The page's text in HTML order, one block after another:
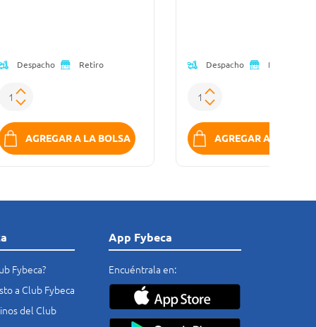
Despacho Retiro
AGREGAR A LA BOLSA
Despacho Retiro
AGREGAR A LA
Fybeca?
a Club Fybeca
del Club
App Fybeca
Encuéntrala en: